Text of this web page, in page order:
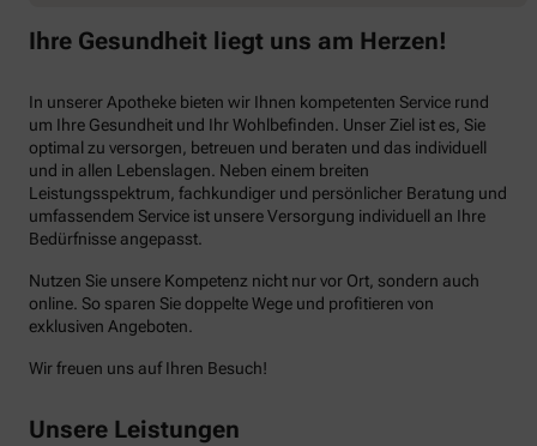
Ihre Gesundheit liegt uns am Herzen!
In unserer Apotheke bieten wir Ihnen kompetenten Service rund
um Ihre Gesundheit und Ihr Wohlbefinden. Unser Ziel ist es, Sie
optimal zu versorgen, betreuen und beraten und das individuell
und in allen Lebenslagen. Neben einem breiten
Leistungsspektrum, fachkundiger und persönlicher Beratung und
umfassendem Service ist unsere Versorgung individuell an Ihre
Bedürfnisse angepasst.
Nutzen Sie unsere Kompetenz nicht nur vor Ort, sondern auch
online. So sparen Sie doppelte Wege und profitieren von
exklusiven Angeboten.
Wir freuen uns auf Ihren Besuch!
Unsere Leistungen